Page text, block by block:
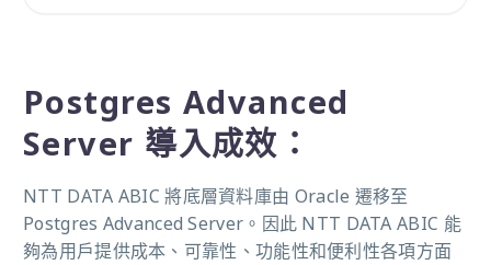
Postgres Advanced
Server 導入成效：
NTT DATA ABIC 將底層資料庫由 Oracle 遷移至
Postgres Advanced Server。因此 NTT DATA ABIC 能
夠為用戶提供成本、可靠性、功能性和便利性各項方面